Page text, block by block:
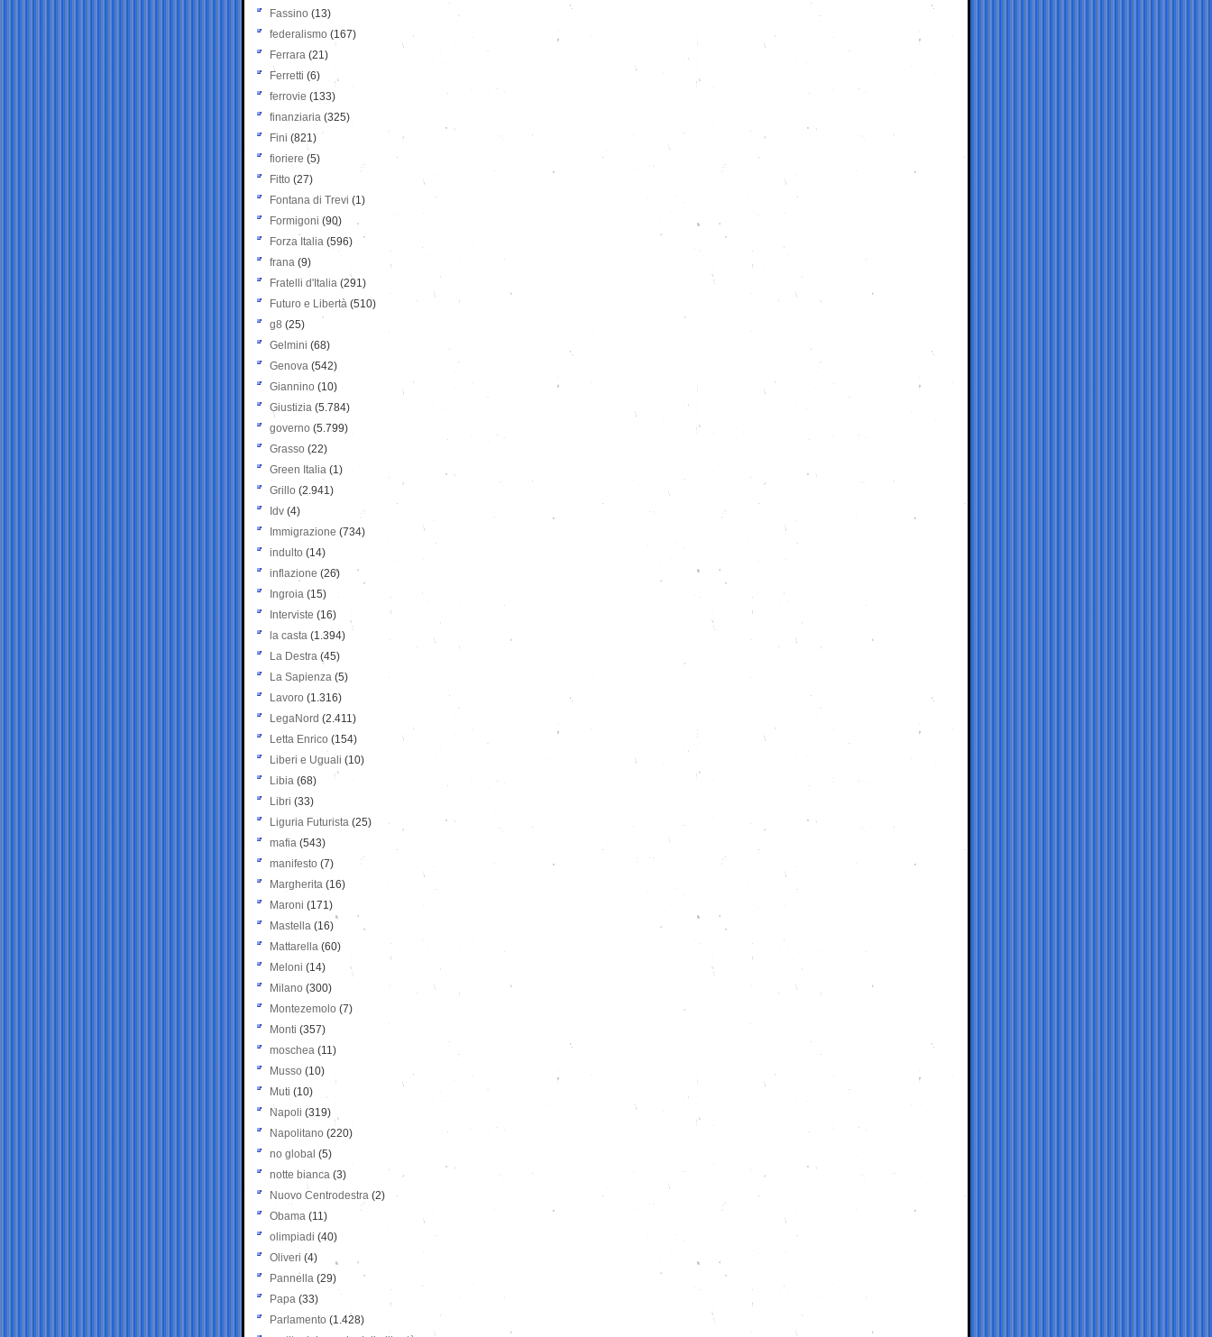
Fassino (13)
federalismo (167)
Ferrara (21)
Ferretti (6)
ferrovie (133)
finanziaria (325)
Fini (821)
fioriere (5)
Fitto (27)
Fontana di Trevi (1)
Formigoni (90)
Forza Italia (596)
frana (9)
Fratelli d'Italia (291)
Futuro e Libertà (510)
g8 (25)
Gelmini (68)
Genova (542)
Giannino (10)
Giustizia (5.784)
governo (5.799)
Grasso (22)
Green Italia (1)
Grillo (2.941)
Idv (4)
Immigrazione (734)
indulto (14)
inflazione (26)
Ingroia (15)
Interviste (16)
la casta (1.394)
La Destra (45)
La Sapienza (5)
Lavoro (1.316)
LegaNord (2.411)
Letta Enrico (154)
Liberi e Uguali (10)
Libia (68)
Libri (33)
Liguria Futurista (25)
mafia (543)
manifesto (7)
Margherita (16)
Maroni (171)
Mastella (16)
Mattarella (60)
Meloni (14)
Milano (300)
Montezemolo (7)
Monti (357)
moschea (11)
Musso (10)
Muti (10)
Napoli (319)
Napolitano (220)
no global (5)
notte bianca (3)
Nuovo Centrodestra (2)
Obama (11)
olimpiadi (40)
Oliveri (4)
Pannella (29)
Papa (33)
Parlamento (1.428)